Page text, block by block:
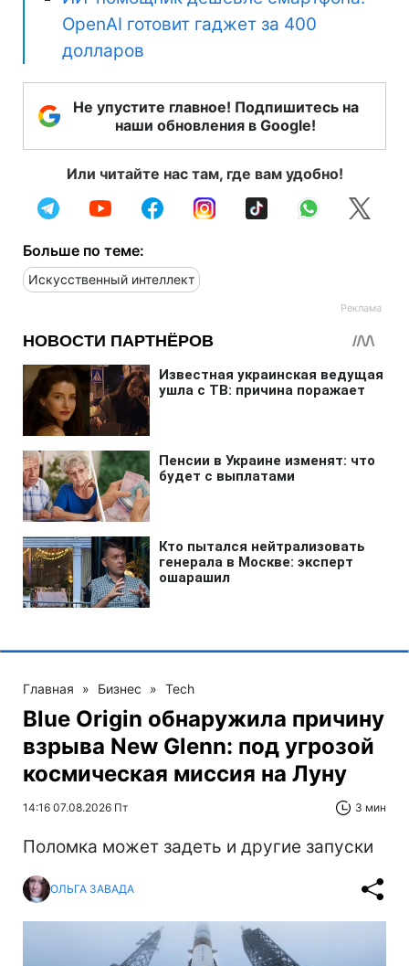
OpenAI готовит гаджет за 400
долларов
Не упустите главное! Подпишитесь на
наши обновления в Google!
Или читайте нас там, где вам удобно!
Больше по теме:
Искусственный интеллект
Главная » Бизнес » Tech
Blue Origin обнаружила причину
взрыва New Glenn: под угрозой
космическая миссия на Луну
14:16 07.08.2026 Пт 3 мин
Поломка может задеть и другие запуски
ОЛЬГА ЗАВАДА